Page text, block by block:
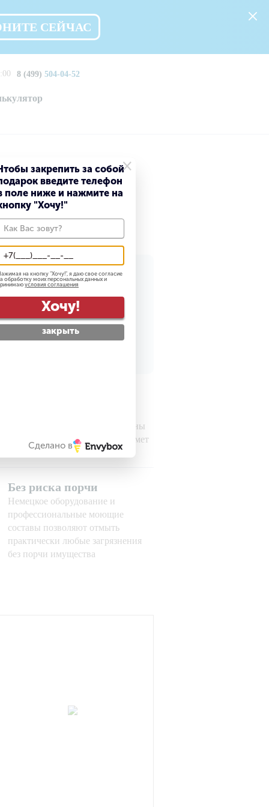
СЕЙЧАС
8 (499) 504-04-52
данных
Все наши сотрудники проверены
службой безопасности на предмет
порядочности
Без риска порчи
Немецкое оборудование и
профессиональные моющие
составы позволяют отмыть
практически любые загрязнения
без порчи имущества
×
закрепить за собой
введите телефон
поле ниже и нажмите на
"Хочу!"
на кнопку "Хочу!", я даю свое согласие
обработку моих персональных данных и
условия соглашения
Хочу!
закрыть
Сделано в